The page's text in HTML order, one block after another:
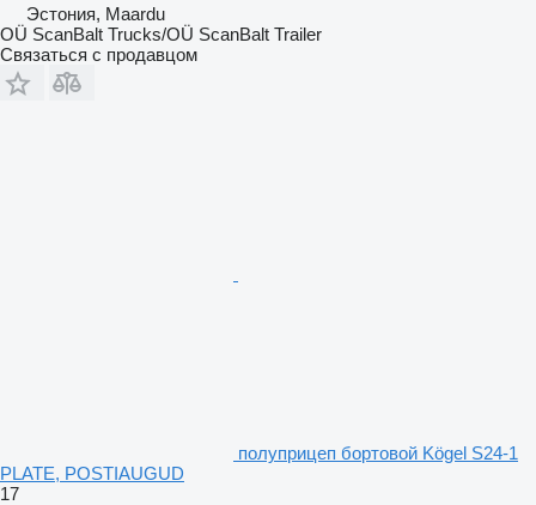
Эстония, Maardu
OÜ ScanBalt Trucks/OÜ ScanBalt Trailer
Связаться с продавцом
полуприцеп бортовой Kögel S24-1
PLATE, POSTIAUGUD
17